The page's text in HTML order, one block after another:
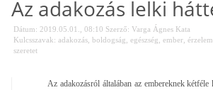
Az adakozás lelki
Dátum: 2019.05.01., 08:10 Szerző: Varga Ágnes Kata
Kulcsszavak: adakozás boldogság egészség ember érzelem
szeretet
Az adakozásról általában az embereknek kétféle